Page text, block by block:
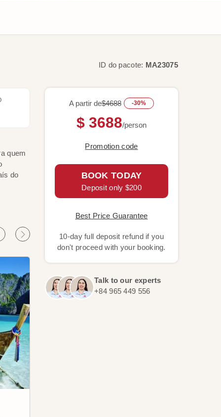
quem
do
ID do pacote: MA23075
A partir de$4688 -30%
$ 3688/person
Promotion code
BOOK TODAY
Deposit only $200
Best Price Guarantee
10-day full deposit refund if you
don't proceed with your booking.
Talk to our experts
+84 965 449 556